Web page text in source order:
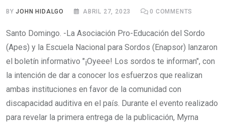
BYJOHN HIDALGO ABRIL 27, 2023 0 COMMENTS
Santo Domingo. -La Asociación Pro-Educación del Sordo
(Apes) y la Escuela Nacional para Sordos (Enapsor) lanzaron
el boletín informativo "¡Oyeee! Los sordos te informan", con
la intención de dar a conocer los esfuerzos que realizan
ambas instituciones en favor de la comunidad con
discapacidad auditiva en el país. Durante el evento realizado
para revelar la primera entrega de la publicación, Myrna